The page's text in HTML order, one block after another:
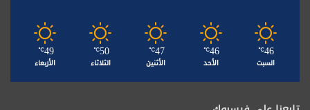
46
℃
السبت
46
℃
الأحد
47
℃
الأثنين
50
℃
الثلاثاء
49
℃
الأربعاء